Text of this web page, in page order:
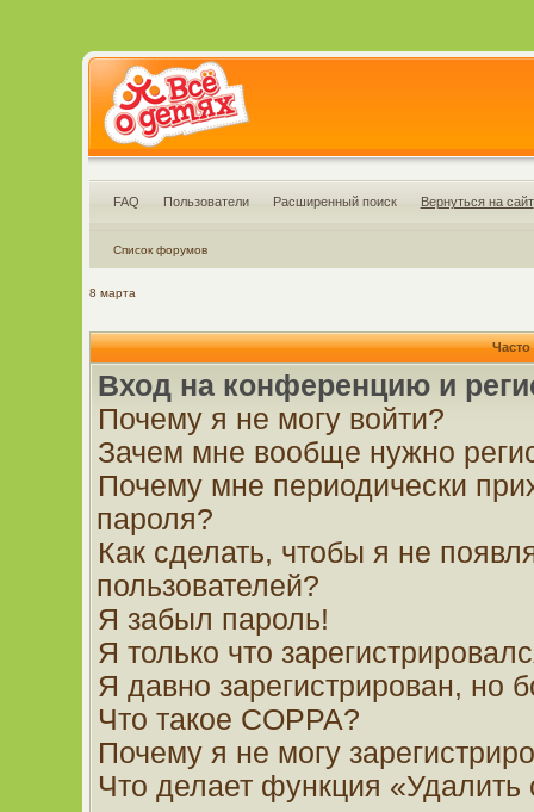
FAQ Пользователи Расширенный поиск Вернуться на сайт
Список форумов
8 марта
Вход на конференцию и
Почему я не могу войти?
Зачем мне вообще нужно
Почему мне периодически
пароля?
Как сделать, чтобы я не
пользователей?
Я забыл пароль!
Я только что
Я давно зарегистрирован, но
Что такое COPPA?
Почему я не могу
Что делает функция